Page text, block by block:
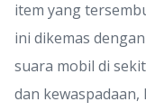
item yang
ini dikemas
suara mobil di
dan